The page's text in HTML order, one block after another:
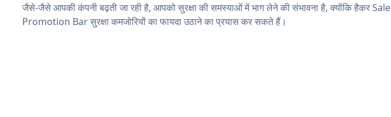
जैसे-जैसे आपकी कंपनी बढ़ती जा रही है, आपको सुरक्षा की समस्याओं में भाग लेने की संभावना है, क्योंकि हैकर Sale
Promotion Bar सुरक्षा कमजोरियों का फायदा उठाने का प्रयास कर सकते हैं।